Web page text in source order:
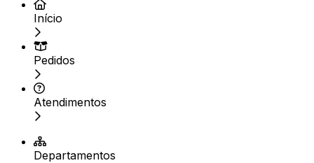
Início
Pedidos
Atendimentos
Departamentos